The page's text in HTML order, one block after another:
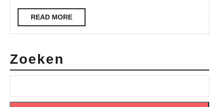
Opleiding
READ MOREREAD
MORE
Zoeken